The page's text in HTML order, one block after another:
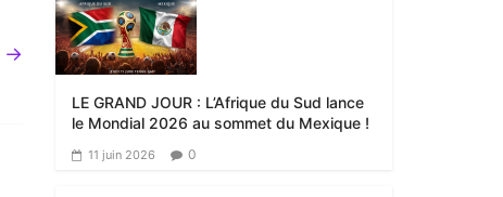
→
LE GRAND JOUR : L’Afrique du Sud lance
le Mondial 2026 au sommet du Mexique !
11 juin 2026 0